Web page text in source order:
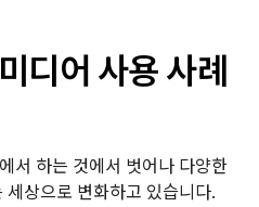
디어 사용 사례
서 하는 것에서 벗어나 다양한
상으로 변화하고 있습니다.